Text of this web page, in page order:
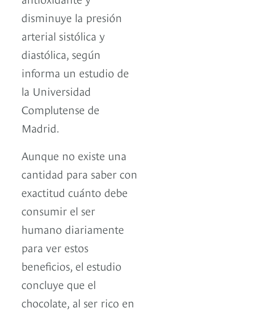
disminuye la presión
arterial sistólica y
diastólica, según
informa un estudio de
la Universidad
Complutense de
Madrid.
Aunque no existe una
cantidad para saber con
exactitud cuánto debe
consumir el ser
humano diariamente
para ver estos
beneficios, el estudio
concluye que el
chocolate, al ser rico en